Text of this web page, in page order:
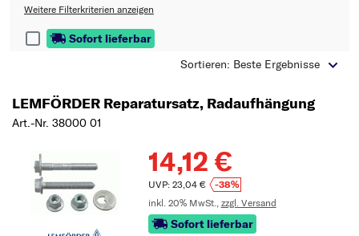
Typ wählen
Weitere Filterkriterien anzeigen
Sofort lieferbar
Sortieren: Beste Ergebnisse
LEMFÖRDER Reparatursatz, Radaufhängung
Art.-Nr. 38000 01
14,12 €
UVP: 23,04 €
-38%
inkl. 20% MwSt., zzgl. Versand
Sofort lieferbar